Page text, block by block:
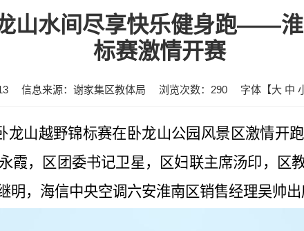
山水间尽享快乐健身跑——
标赛激情开赛
信息来源：谢家集区教体局 浏览次数： 290 字体【大 中
龙山越野锦标赛在卧龙山公园风景区激情开
霞，区团委书记卫星，区妇联主席汤印，区
明，海信中央空调六安淮南区销售经理吴帅出